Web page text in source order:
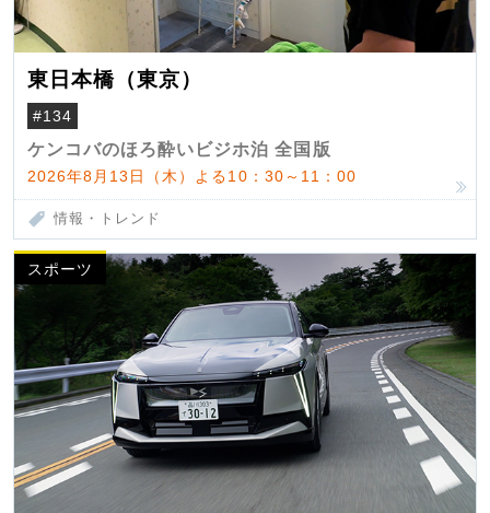
東日本橋（東京）
#134
ケンコバのほろ酔いビジホ泊 全国版
2026年8月13日（木）よる10：30～11：00
情報・トレンド
スポーツ